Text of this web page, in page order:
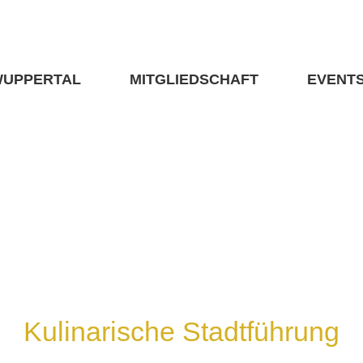
MITGLIEDSCHAFT
Kulinarische Stadtführung